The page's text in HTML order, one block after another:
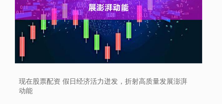
现在股票配资 假日经济活力迸发，折射高质量发展澎湃
动能